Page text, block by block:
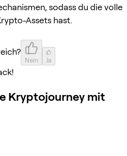
sodass du die volle
Assets hast.
Nein Ja
Kryptojourney mit